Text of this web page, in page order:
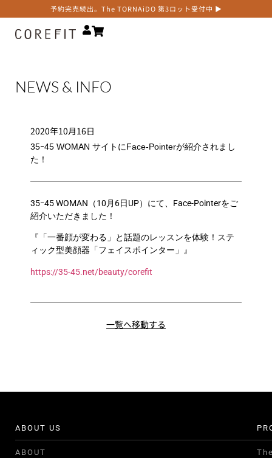
予約完売続出。The TORNAiDO 第3ロット受付中 ▶
NEWS & INFO
2020年10月16日
35ｰ45 WOMAN サイトにFace-Pointerが紹介されまし
た！
35ｰ45 WOMAN（10月6日UP）にて、Face-Pointerをご
紹介いただきました！
『「一番顔が変わる」と話題のレッスンを体験！ステ
ィック型美顔器「フェイスポインター」』
https://35-45.net/beauty/corefit
一覧へ移動する
ABOUT US
ABOUT